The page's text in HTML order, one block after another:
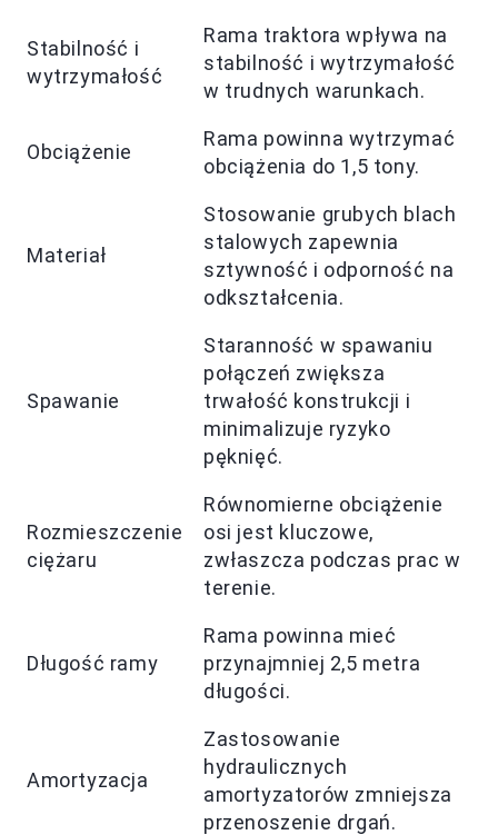
Stabilność i
wytrzymałość
Rama traktora wpływa na
stabilność i wytrzymałość
w trudnych warunkach.
Obciążenie
Rama powinna wytrzymać
obciążenia do 1,5 tony.
Materiał
Stosowanie grubych blach
stalowych zapewnia
sztywność i odporność na
odkształcenia.
Spawanie
Staranność w spawaniu
połączeń zwiększa
trwałość konstrukcji i
minimalizuje ryzyko
pęknięć.
Rozmieszczenie
ciężaru
Równomierne obciążenie
osi jest kluczowe,
zwłaszcza podczas prac w
terenie.
Długość ramy
Rama powinna mieć
przynajmniej 2,5 metra
długości.
Amortyzacja
Zastosowanie
hydraulicznych
amortyzatorów zmniejsza
przenoszenie drgań.